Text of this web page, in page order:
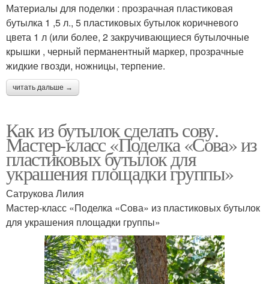
Материалы для поделки : прозрачная пластиковая
бутылка 1 ,5 л., 5 пластиковых бутылок коричневого
цвета 1 л (или более, 2 закручивающиеся бутылочные
крышки , черный перманентный маркер, прозрачные
жидкие гвозди, ножницы, терпение.
читать дальше →
Как из бутылок сделать сову.
Мастер-класс «Поделка «Сова» из
пластиковых бутылок для
украшения площадки группы»
Сатрукова Лилия
Мастер-класс «Поделка «Сова» из пластиковых бутылок
для украшения площадки группы»